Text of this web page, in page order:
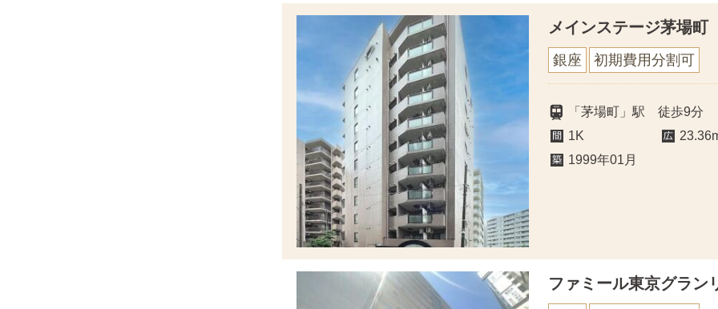
メインステージ茅場町
銀座 初期費用分割可
「茅場町」駅 徒歩9分
1K
1999年01月
ファミール東京グラン